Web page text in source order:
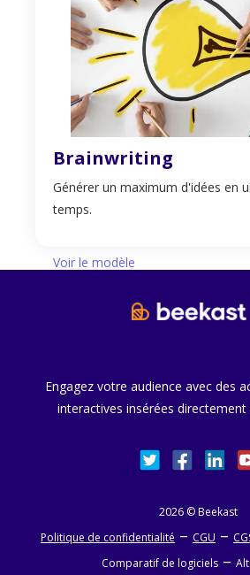
Brainwriting
Générer un maximum d'idées en
temps.
Voir le modèle
Engagez votre audience avec des
interactives insérées directement
2026©Beekast
Politique de confidentialité – CGU –
Comparatif de logiciels–